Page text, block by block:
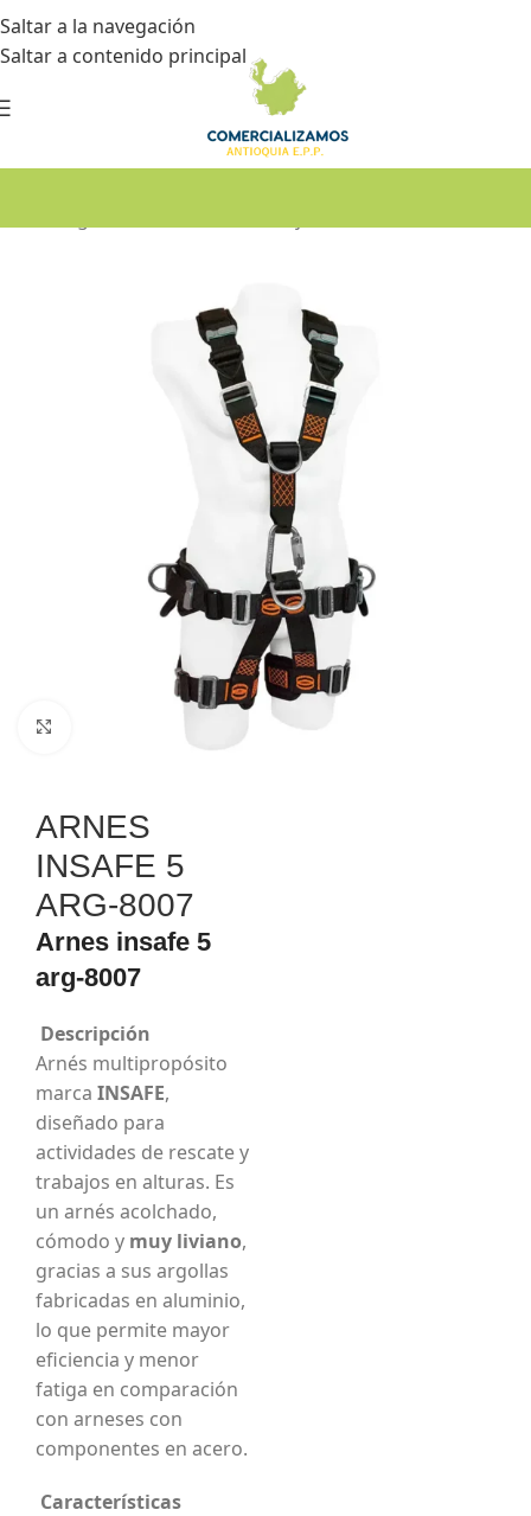
Saltar a la navegación
Saltar a contenido principal
Haga Click para agrandar
ARNES
INSAFE 5
ARG-8007
Arnes insafe 5
arg-8007
Descripción
Arnés multipropósito
marca INSAFE,
diseñado para
actividades de rescate y
trabajos en alturas. Es
un arnés acolchado,
cómodo y muy liviano,
gracias a sus argollas
fabricadas en aluminio,
lo que permite mayor
eficiencia y menor
fatiga en comparación
con arneses con
componentes en acero.
Características